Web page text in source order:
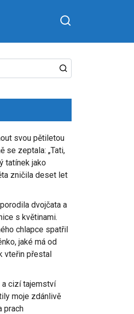
svou pětiletou
se zeptala: „Tati,
tatínek jako
zničila deset let
dvojčata a
s květinami.
chlapce spatřil
jaké má od
vteřin přestal
a cizí tajemství
moje zdánlivě
prach